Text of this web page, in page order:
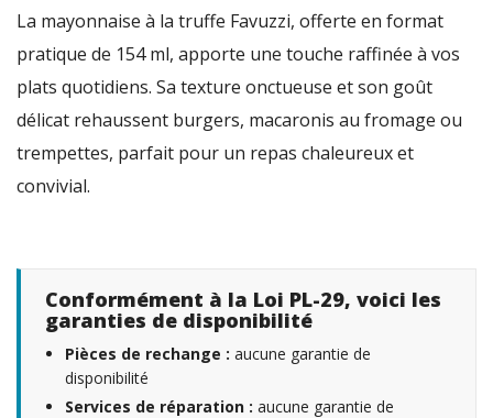
La mayonnaise à la truffe Favuzzi, offerte en format
pratique de 154 ml, apporte une touche raffinée à vos
plats quotidiens. Sa texture onctueuse et son goût
délicat rehaussent burgers, macaronis au fromage ou
trempettes, parfait pour un repas chaleureux et
convivial.
Conformément à la Loi PL-29, voici les
garanties de disponibilité
Pièces de rechange : aucune garantie de
disponibilité
Services de réparation : aucune garantie de